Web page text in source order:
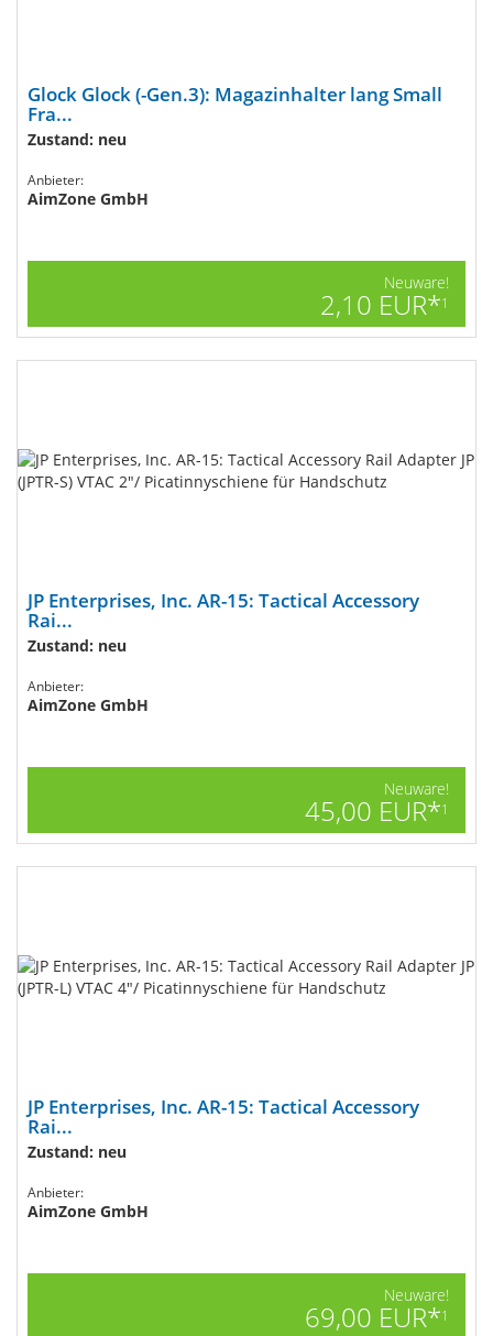
Glock Glock (-Gen.3): Magazinhalter lang Small
Fra...
Zustand: neu
Anbieter:
AimZone GmbH
Neuware!
2,10 EUR*1
JP Enterprises, Inc. AR-15: Tactical Accessory
Rai...
Zustand: neu
Anbieter:
AimZone GmbH
Neuware!
45,00 EUR*1
JP Enterprises, Inc. AR-15: Tactical Accessory
Rai...
Zustand: neu
Anbieter:
AimZone GmbH
Neuware!
69,00 EUR*1